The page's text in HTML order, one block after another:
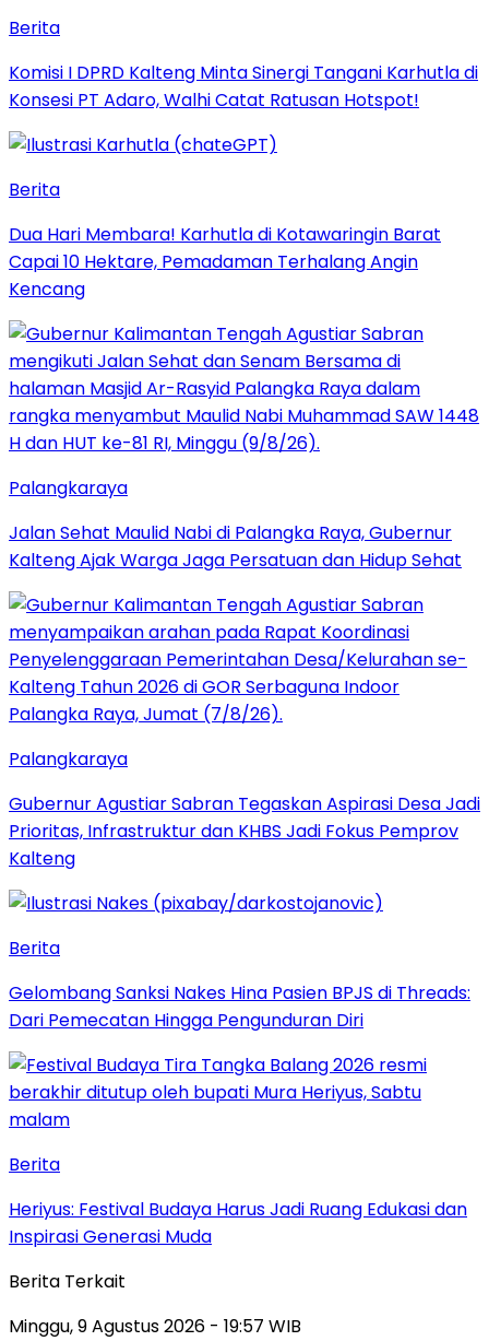
Berita
Komisi I DPRD Kalteng Minta Sinergi Tangani Karhutla di
Konsesi PT Adaro, Walhi Catat Ratusan Hotspot!
Berita
Dua Hari Membara! Karhutla di Kotawaringin Barat
Capai 10 Hektare, Pemadaman Terhalang Angin
Kencang
Palangkaraya
Jalan Sehat Maulid Nabi di Palangka Raya, Gubernur
Kalteng Ajak Warga Jaga Persatuan dan Hidup Sehat
Palangkaraya
Gubernur Agustiar Sabran Tegaskan Aspirasi Desa Jadi
Prioritas, Infrastruktur dan KHBS Jadi Fokus Pemprov
Kalteng
Berita
Gelombang Sanksi Nakes Hina Pasien BPJS di Threads:
Dari Pemecatan Hingga Pengunduran Diri
Berita
Heriyus: Festival Budaya Harus Jadi Ruang Edukasi dan
Inspirasi Generasi Muda
Berita Terkait
Minggu, 9 Agustus 2026 - 19:57 WIB